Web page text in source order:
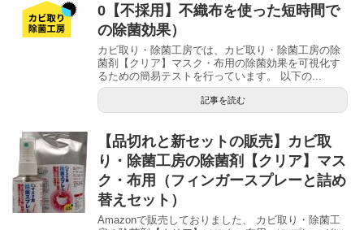
0【不採用】不織布を使った短時間で
の除菌効果）
カビ取り・除菌工房では、カビ取り・除菌工房の除
菌剤【クリア】マスク・布用の除菌効果を可視化す
るための簡易テストを行っています。 以下の...
記事を読む
【品切れと新セットの販売】カビ取
り・除菌工房の除菌剤【クリア】マス
ク・布用（フィンガースプレーと詰め
替えセット）
Amazonで販売しておりました、 カビ取り・除菌工